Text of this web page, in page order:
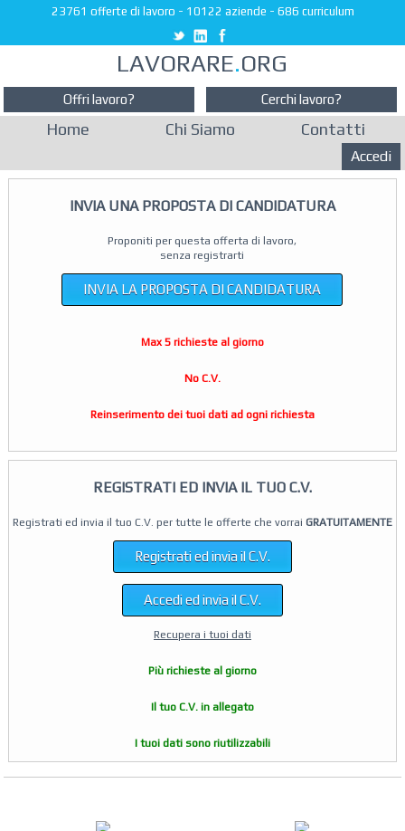
23761 offerte di lavoro - 10122 aziende - 686 curriculum
LAVORARE.ORG
Offri lavoro? Cerchi lavoro?
Home Chi Siamo Contatti
Accedi
INVIA UNA PROPOSTA DI CANDIDATURA
Proponiti per questa offerta di lavoro,
senza registrarti
INVIA LA PROPOSTA DI CANDIDATURA
Max 5 richieste al giorno
No C.V.
Reinserimento dei tuoi dati ad ogni richiesta
REGISTRATI ED INVIA IL TUO C.V.
Registrati ed invia il tuo C.V. per tutte le offerte che vorrai GRATUITAMENTE
Registrati ed invia il C.V.
Accedi ed invia il C.V.
Recupera i tuoi dati
Più richieste al giorno
Il tuo C.V. in allegato
I tuoi dati sono riutilizzabili